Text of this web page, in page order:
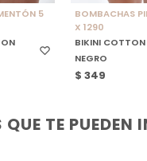
5
BOMBACHAS
X 1290
BIKINI
NEGRO
$ 349
TE PUEDEN